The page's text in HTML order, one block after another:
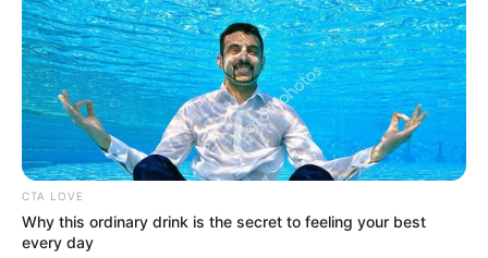
CTA LOVE
Why this ordinary drink is the secret to feeling your best
every day